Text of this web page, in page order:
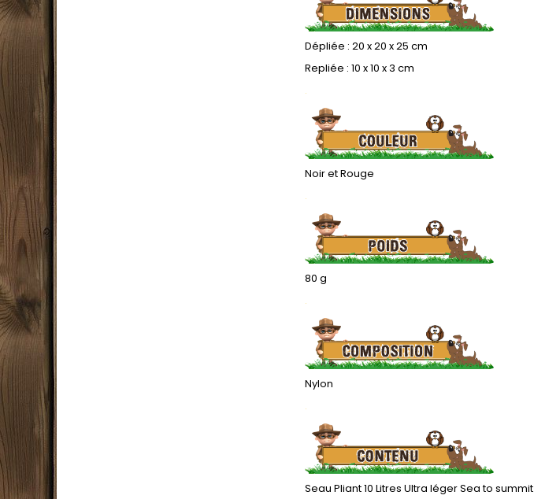
Dépliée : 20 x 20 x 25 cm
Repliée : 10 x 10 x 3 cm
.
Noir et Rouge
.
80 g
.
Nylon
.
Seau Pliant 10 Litres Ultra léger Sea to summit